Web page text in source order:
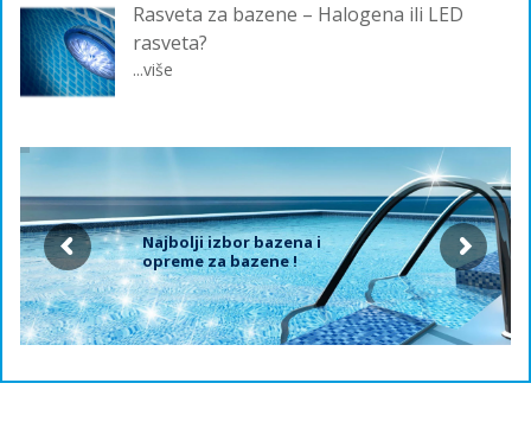
Rasveta za bazene – Halogena ili LED
rasveta?
...više
Najbolji izbor bazena i
opreme za bazene !